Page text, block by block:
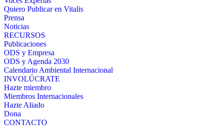
Quiero Publicar en Vitalis
Prensa
Noticias
RECURSOS
Publicaciones
ODS y Empresa
ODS y Agenda 2030
Calendario Ambiental Internacional
INVOLÚCRATE
Hazte miembro
Miembros Internacionales
Hazte Aliado
Dona
CONTACTO